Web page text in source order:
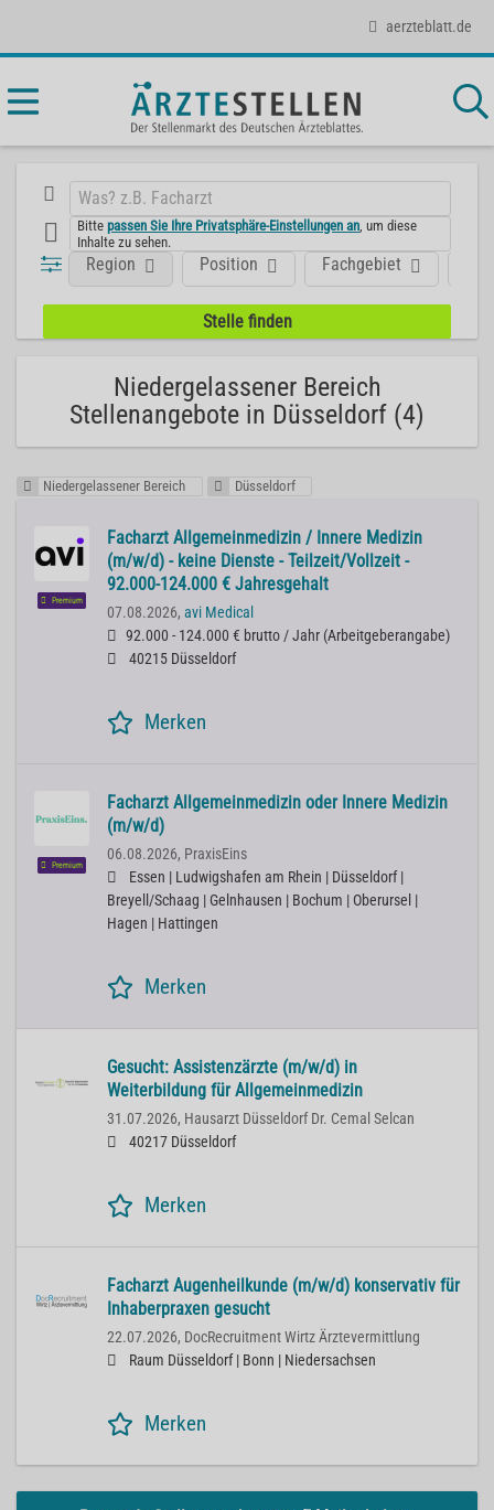
aerzteblatt.de
Bittepassen Sie Ihre Privatsphäre-Einstellungen an , um diese
Inhalte zu sehen.
Position Fachgebiet
Region
Niedergelassener Bereich
Stellenangebote in Düsseldorf (4)
Niedergelassener Bereich Düsseldorf
Premium
Facharzt Allgemeinmedizin / Innere Medizin
(m/w/d) - keine Dienste - Teilzeit/Vollzeit -
92.000-124.000 € Jahresgehalt
07.08.2026, avi Medical
92.000 - 124.000 € brutto / Jahr (Arbeitgeberangabe)
40215 Düsseldorf
Merken
Premium
Facharzt Allgemeinmedizin oder Innere Medizin
(m/w/d)
06.08.2026, PraxisEins
Essen | Ludwigshafen am Rhein | Düsseldorf |
Breyell/Schaag | Gelnhausen | Bochum | Oberursel |
Hagen | Hattingen
Merken
Gesucht: Assistenzärzte (m/w/d) in
Weiterbildung für Allgemeinmedizin
31.07.2026, Hausarzt Düsseldorf Dr. Cemal Selcan
40217 Düsseldorf
Merken
Facharzt Augenheilkunde (m/w/d) konservativ für
Inhaberpraxen gesucht
22.07.2026, DocRecruitment Wirtz Ärztevermittlung
Raum Düsseldorf | Bonn | Niedersachsen
Merken